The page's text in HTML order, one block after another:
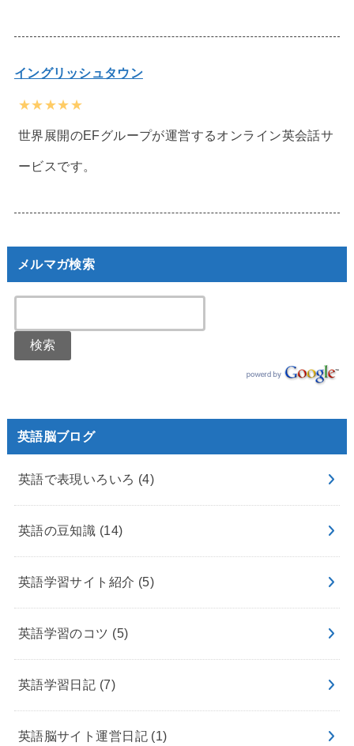
イングリッシュタウン
★★★★★
世界展開のEFグループが運営するオンライン英会話サ
ービスです。
メルマガ検索
英語脳ブログ
英語で表現いろいろ (4)
英語の豆知識 (14)
英語学習サイト紹介 (5)
英語学習のコツ (5)
英語学習日記 (7)
英語脳サイト運営日記 (1)